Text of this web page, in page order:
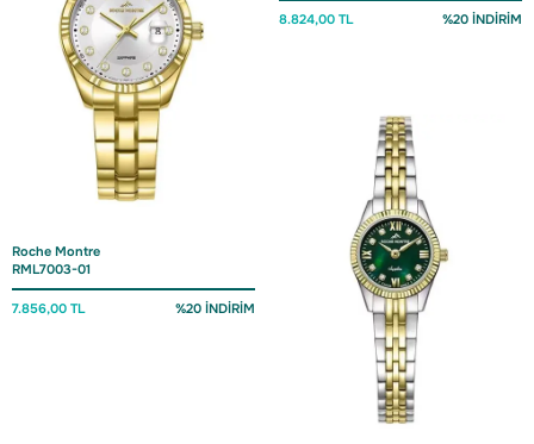
Roche Montre
RML7003-01
7.856,00 TL %20 İNDİRİM
8.824,00 TL %20 İNDİRİM